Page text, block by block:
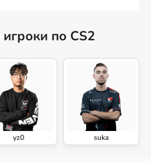
по CS2
yz0 suka